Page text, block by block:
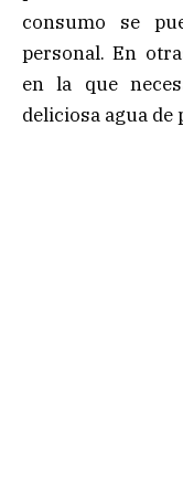
consumo se
personal. En
en la que
deliciosa agua de